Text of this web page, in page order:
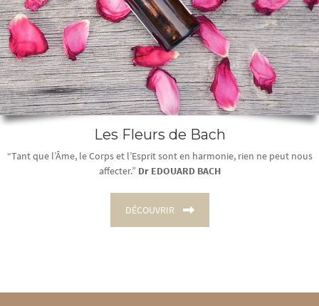
Les Fleurs de Bach
“Tant que l’Âme, le Corps et l’Esprit sont en harmonie, rien ne peut nous
affecter.” Dr EDOUARD BACH
DÉCOUVRIR